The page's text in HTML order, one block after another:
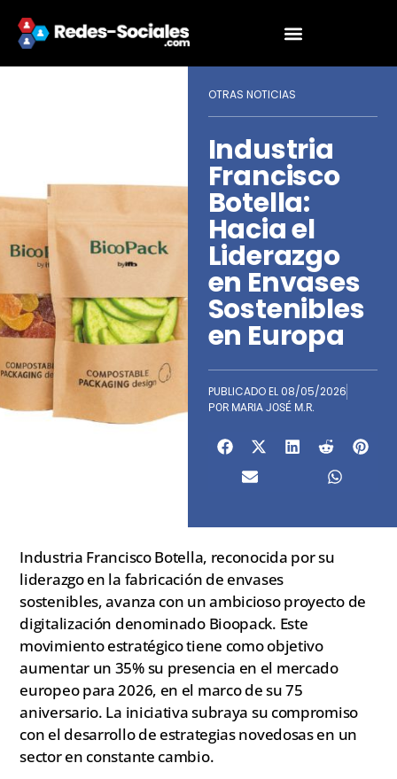
OTRAS NOTICIAS
Industria
Francisco
Botella:
Hacia el
Liderazgo
en Envases
Sostenibles
en Europa
PUBLICADO EL 08/05/2026
POR MARIA JOSÉ M.R.
Industria Francisco Botella, reconocida por su
liderazgo en la fabricación de envases
sostenibles, avanza con un ambicioso proyecto de
digitalización denominado Bioopack. Este
movimiento estratégico tiene como objetivo
aumentar un 35% su presencia en el mercado
europeo para 2026, en el marco de su 75
aniversario. La iniciativa subraya su compromiso
con el desarrollo de estrategias novedosas en un
sector en constante cambio.